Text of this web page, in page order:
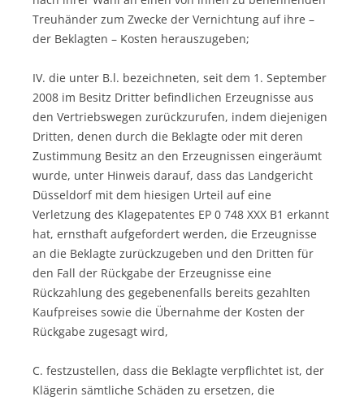
Treuhänder zum Zwecke der Vernichtung auf ihre –
der Beklagten – Kosten herauszugeben;
IV. die unter B.l. bezeichneten, seit dem 1. September
2008 im Besitz Dritter befindlichen Erzeugnisse aus
den Vertriebswegen zurückzurufen, indem diejenigen
Dritten, denen durch die Beklagte oder mit deren
Zustimmung Besitz an den Erzeugnissen eingeräumt
wurde, unter Hinweis darauf, dass das Landgericht
Düsseldorf mit dem hiesigen Urteil auf eine
Verletzung des Klagepatentes EP 0 748 XXX B1 erkannt
hat, ernsthaft aufgefordert werden, die Erzeugnisse
an die Beklagte zurückzugeben und den Dritten für
den Fall der Rückgabe der Erzeugnisse eine
Rückzahlung des gegebenenfalls bereits gezahlten
Kaufpreises sowie die Übernahme der Kosten der
Rückgabe zugesagt wird,
C. festzustellen, dass die Beklagte verpflichtet ist, der
Klägerin sämtliche Schäden zu ersetzen, die